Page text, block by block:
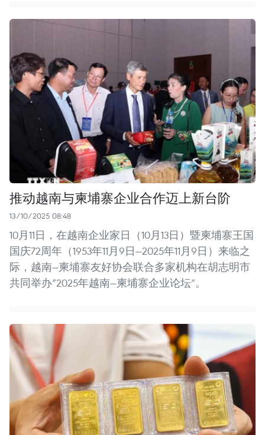
推动越南与柬埔寨企业合作迈上新台阶
13/10/2025 08:48
10月11日，在越南企业家日（10月13日）暨柬埔寨王国
国庆72周年（1953年11月9日—2025年11月9日）来临之
际，越南—柬埔寨友好协会联合多家机构在胡志明市
共同举办“2025年越南—柬埔寨企业论坛”。